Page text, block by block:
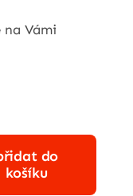
na Vámi
do
košíku